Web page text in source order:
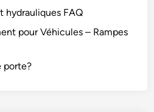
hydrauliques FAQ
pour Véhicules – Rampes
porte?